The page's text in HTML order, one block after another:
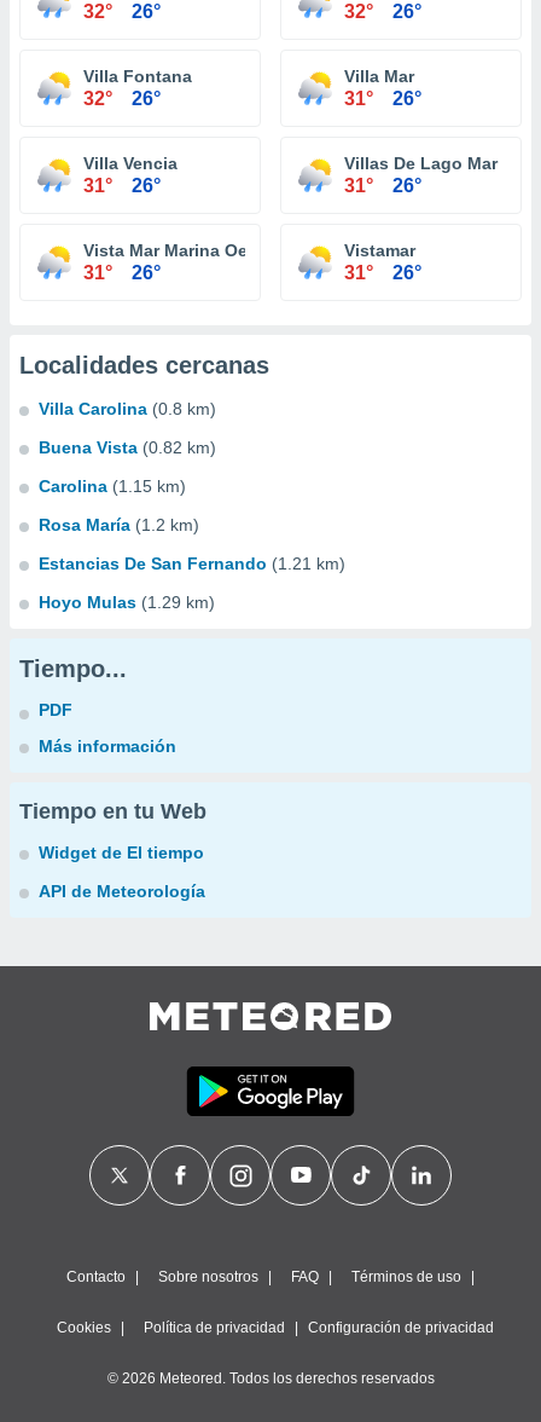
32° 26° 32° 26°
Villa Fontana
32° 26°
Villa Mar
31° 26°
Villa Vencia
31° 26°
Villas De Lago Mar
31° 26°
Vista Mar Marina Oeste
31° 26°
Vistamar
31° 26°
Localidades cercanas
Villa Carolina (0.8 km)
Buena Vista (0.82 km)
Carolina (1.15 km)
Rosa María (1.2 km)
Estancias De San Fernando (1.21 km)
Hoyo Mulas (1.29 km)
Tiempo...
PDF
Más información
Tiempo en tu Web
Widget de El tiempo
API de Meteorología
Contacto Sobre nosotros FAQ Términos de uso
Cookies Política de privacidad Configuración de privacidad
© 2026 Meteored. Todos los derechos reservados